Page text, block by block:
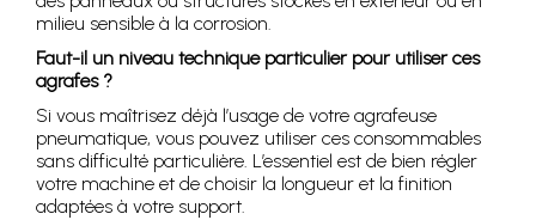
milieu sensible à la corrosion.
Faut-il un niveau technique particulier pour utiliser ces
agrafes ?
Si vous maîtrisez déjà l’usage de votre agrafeuse
pneumatique, vous pouvez utiliser ces consommables
sans difficulté particulière. L’essentiel est de bien régler
votre machine et de choisir la longueur et la finition
adaptées à votre support.